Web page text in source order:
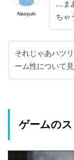
Naoyuki
…ま
ちゃ
それじゃあハツ
ーム性について
ゲームの